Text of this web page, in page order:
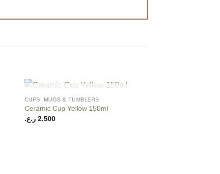
+
OUT OF STOCK
CUPS, MUGS & TUMBLERS
Ceramic Cup Yellow 150ml
2.500 ر.ع.